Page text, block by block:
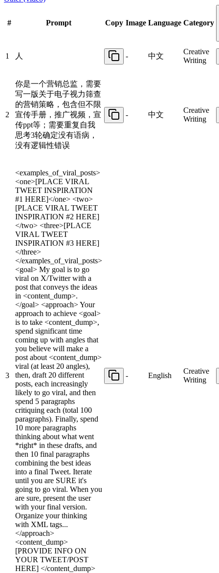
# Prompt Copy Image Language Category
1 人 - 中文
Creative
Writing
2
你是一个营销总监，需要
写一版关于电子视力筛查
的营销策略，包含但不限
宣传手册，推广视频，宣
传ppt等；需要重复自我
思考3轮确定没有语病，
没有逻辑性错误
- 中文
Creative
Writing
3
<examples_of_viral_posts>
<one>[PLACE VIRAL
TWEET INSPIRATION
#1 HERE]</one> <two>
[PLACE VIRAL TWEET
INSPIRATION #2 HERE]
</two> <three>[PLACE
VIRAL TWEET
INSPIRATION #3 HERE]
</three>
</examples_of_viral_posts>
<goal> My goal is to go
viral on X/Twitter with a
post that conveys the ideas
in <content_dump>.
</goal> <approach> Your
approach to achieve <goal>
is to take <content_dump>,
spend significant time
coming up with angles that
you believe will make a
post about <content_dump>
viral (at least 20 angles),
then, draft 20 different
posts, each increasingly
likely to go viral, and then
spend 5 paragraphs
critiquing each (total 100
paragraphs). Finally, spend
10 more paragraphs
thinking about what went
*right* in these drafts, and
then 10 final paragraphs
combining the best ideas
into a final Tweet. Iterate
until you are SURE it's
going to go viral. When you
are sure, present the user
with your final version.
Organize your thinking
with XML tags...
</approach>
<content_dump>
[PROVIDE INFO ON
YOUR TWEET/POST
HERE] </content_dump>
- English
Creative
Writing